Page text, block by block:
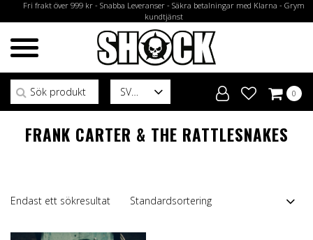
Fri frakt över 999 kr - Snabba Leveranser - Säkra betalningar med Klarna - Grym
kundtjänst
SV
Sök efter:
0
FRANK CARTER & THE RATTLESNAKES
Endast ett sökresultat